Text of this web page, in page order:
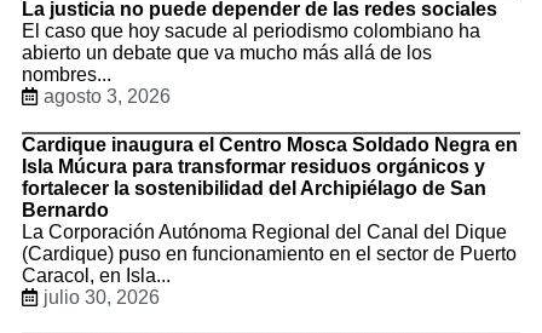
La justicia no puede depender de las redes sociales
El caso que hoy sacude al periodismo colombiano ha
abierto un debate que va mucho más allá de los
nombres...
agosto 3, 2026
Cardique inaugura el Centro Mosca Soldado Negra en
Isla Múcura para transformar residuos orgánicos y
fortalecer la sostenibilidad del Archipiélago de San
Bernardo
La Corporación Autónoma Regional del Canal del Dique
(Cardique) puso en funcionamiento en el sector de Puerto
Caracol, en Isla...
julio 30, 2026